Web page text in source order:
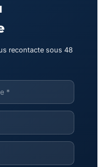
recontacte sous 48